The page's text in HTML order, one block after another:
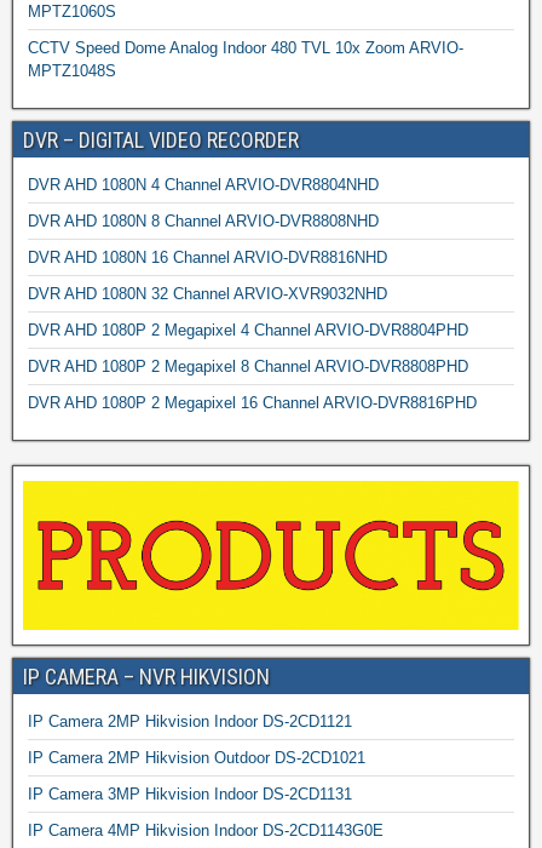
MPTZ1060S
CCTV Speed Dome Analog Indoor 480 TVL 10x Zoom ARVIO-
MPTZ1048S
DVR – DIGITAL VIDEO RECORDER
DVR AHD 1080N 4 Channel ARVIO-DVR8804NHD
DVR AHD 1080N 8 Channel ARVIO-DVR8808NHD
DVR AHD 1080N 16 Channel ARVIO-DVR8816NHD
DVR AHD 1080N 32 Channel ARVIO-XVR9032NHD
DVR AHD 1080P 2 Megapixel 4 Channel ARVIO-DVR8804PHD
DVR AHD 1080P 2 Megapixel 8 Channel ARVIO-DVR8808PHD
DVR AHD 1080P 2 Megapixel 16 Channel ARVIO-DVR8816PHD
IP CAMERA – NVR HIKVISION
IP Camera 2MP Hikvision Indoor DS-2CD1121
IP Camera 2MP Hikvision Outdoor DS-2CD1021
IP Camera 3MP Hikvision Indoor DS-2CD1131
IP Camera 4MP Hikvision Indoor DS-2CD1143G0E